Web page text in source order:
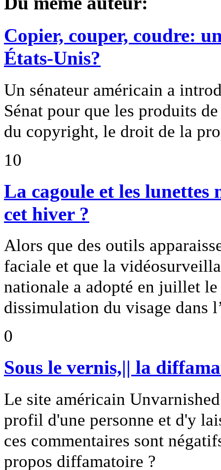
Copier, couper, coudre:
États-Unis?
Un sénateur américain a
Sénat pour que les produits
du copyright, le droit de la
10
La cagoule et les lunettes
cet hiver ?
Alors que des outils
faciale et que la
nationale a adopté en juillet
dissimulation du visage dans
0
Sous le vernis,|| la
Le site américain
profil d'une personne et d'y
ces commentaires sont
propos diffamatoire ?